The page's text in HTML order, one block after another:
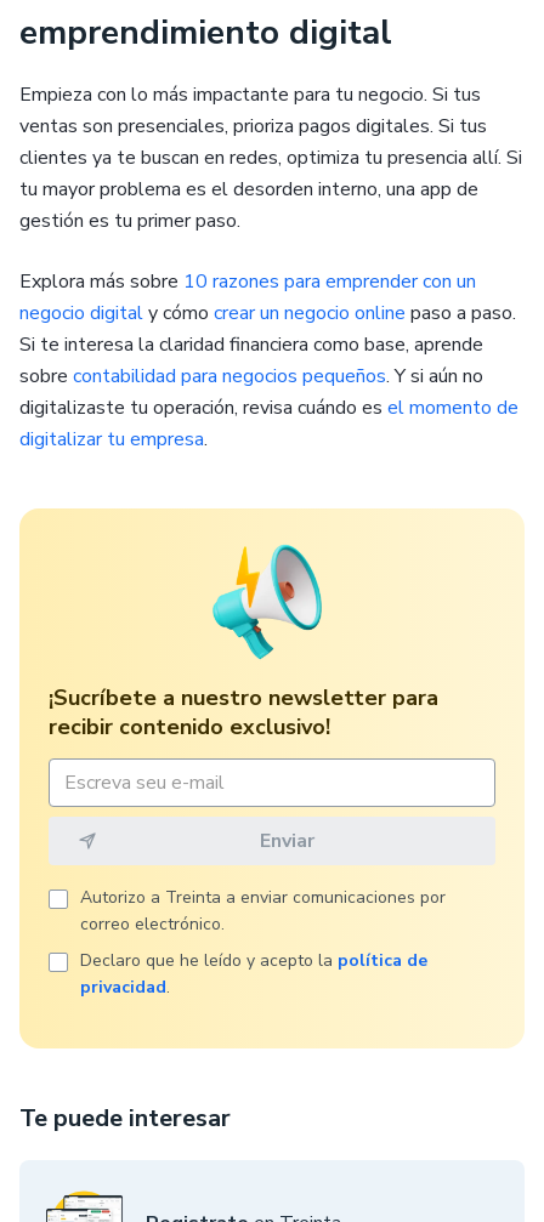
Te puede interesar
emprendimiento digital
Empieza con lo más impactante para tu negocio. Si tus
ventas son presenciales, prioriza pagos digitales. Si tus
clientes ya te buscan en redes, optimiza tu presencia allí. Si
tu mayor problema es el desorden interno, una app de
gestión es tu primer paso.
Explora más sobre 10 razones para emprender con un
negocio digitaly cómo crear un negocio online paso a paso.
Si te interesa la claridad financiera como base, aprende
sobre contabilidad para negocios pequeños. Y si aún no
digitalizaste tu operación, revisa cuándo es el momento de
digitalizar tu empresa.
¡Sucríbete a nuestro newsletter para
recibir contenido exclusivo!
Autorizo ​​a Treinta a enviar comunicaciones por
correo electrónico.
Declaro que he leído y acepto la política de
privacidad.